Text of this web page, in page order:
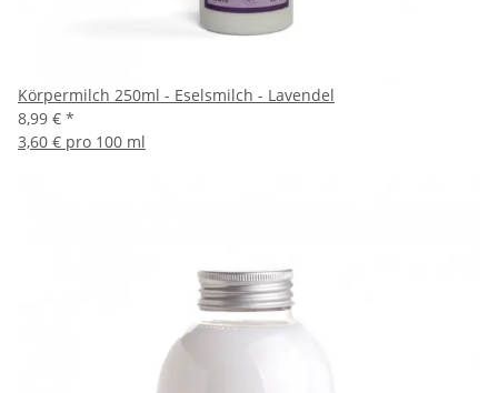
Körpermilch 250ml - Eselsmilch - Lavendel
8,99 € *
3,60 € pro 100 ml